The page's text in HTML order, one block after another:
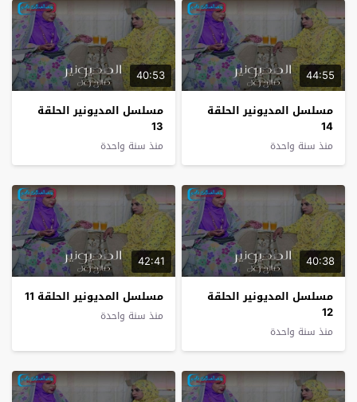
44:55
مسلسل المديونير الحلقة
14
منذ سنة واحدة
40:53
مسلسل المديونير الحلقة
13
منذ سنة واحدة
40:38
مسلسل المديونير الحلقة
12
منذ سنة واحدة
42:41
مسلسل المديونير الحلقة 11
منذ سنة واحدة